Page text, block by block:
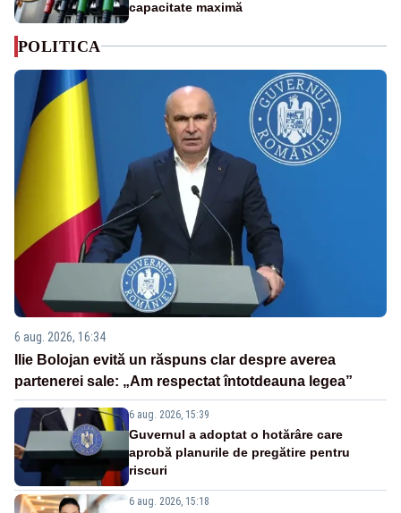
capacitate maximă
POLITICA
6 aug. 2026, 16:34
Ilie Bolojan evită un răspuns clar despre averea
partenerei sale: „Am respectat întotdeauna legea”
6 aug. 2026, 15:39
Guvernul a adoptat o hotărâre care
aprobă planurile de pregătire pentru
riscuri
6 aug. 2026, 15:18